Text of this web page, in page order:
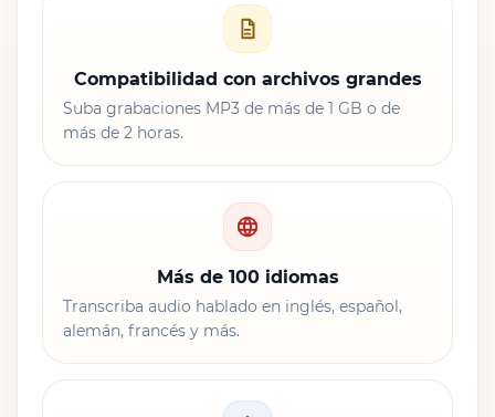
Compatibilidad con archivos grandes
Suba grabaciones MP3 de más de 1 GB o de
más de 2 horas.
Más de 100 idiomas
Transcriba audio hablado en inglés, español,
alemán, francés y más.